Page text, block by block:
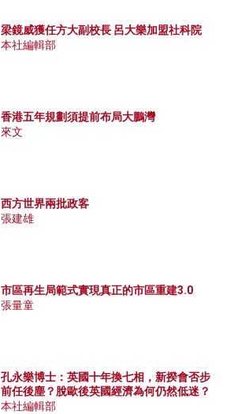
梁鏡威獲任方大副校長 呂大樂加盟社科院
本社編輯部
香港五年規劃須提前布局大鵬灣
來文
西方世界兩批政客
張建雄
市區再生局範式實現真正的市區重建3.0
張量童
孔永樂博士：英國十年換七相，新揆會否步
前任後塵？脫歐後英國經濟為何仍然低迷？
本社編輯部